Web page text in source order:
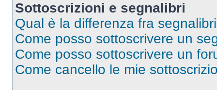
Sottoscrizioni e segnalibri
Qual è la differenza fra
Come posso sottoscrivere un
Come posso sottoscrivere un
Come cancello le mie